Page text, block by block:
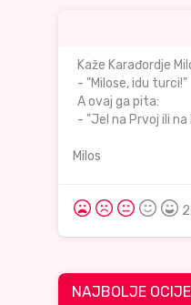
Kaže Karađordje
- "Milose, idu turci!"
A ovaj ga pita:
- "Jel na Prvoj ili na
Milos
NAJBOLJE